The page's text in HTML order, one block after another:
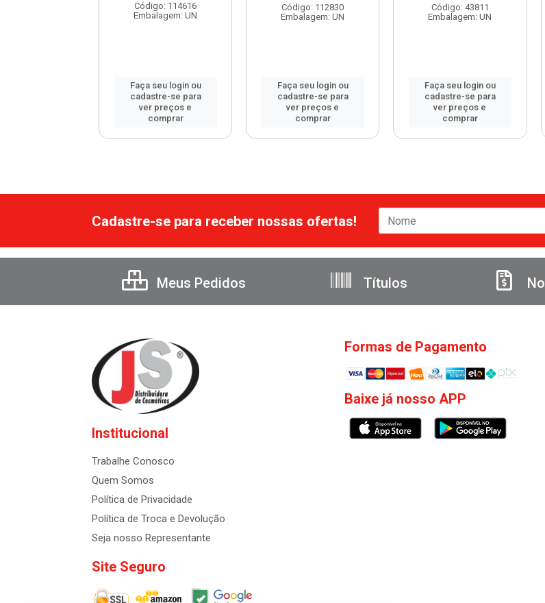
Código: 114616
Embalagem: UN
Faça seu login ou
cadastre-se para
ver preços e
comprar
Código: 112830
Embalagem: UN
Faça seu login ou
cadastre-se para
ver preços e
comprar
Código: 43811
Embalagem: UN
Faça seu login ou
cadastre-se para
ver preços e
comprar
Cadastre-se para receber nossas ofertas!
Meus Pedidos Títulos
Institucional
Trabalhe Conosco
Quem Somos
Política de Privacidade
Política de Troca e Devolução
Seja nosso Representante
Site Seguro
Formas de Pagamento
Baixe já nosso APP